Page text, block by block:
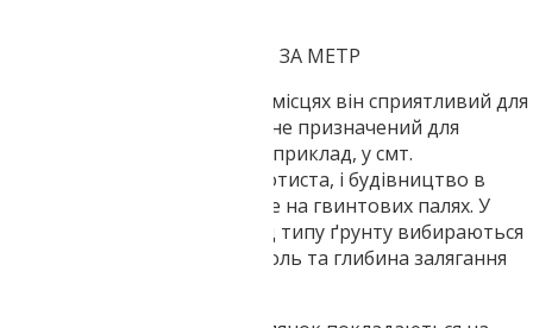
БУРОВІ РОБОТИ ВІД 600 ГРН. ЗА МЕТР
Грунт скрізь різний. В одних місцях він сприятливий для
будівництва, в інших зовсім не призначений для
будівництва конструкцій. Наприклад, у смт.
Кіровському, місцевість болотиста, і будівництво в
такому районі можливе лише на гвинтових палях. У
деяких випадках залежно від типу ґрунту вибираються
різні види основи. Відіграє роль та глибина залягання